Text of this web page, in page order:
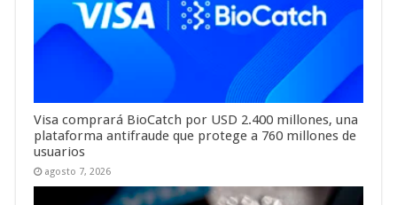
Visa comprará BioCatch por USD 2.400 millones, una
plataforma antifraude que protege a 760 millones de
usuarios
agosto 7, 2026